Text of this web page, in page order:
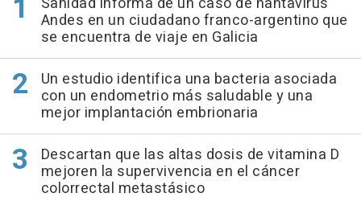
Andes en un ciudadano franco-argentino que
se encuentra de viaje en Galicia
Un estudio identifica una bacteria asociada
con un endometrio más saludable y una
mejor implantación embrionaria
Descartan que las altas dosis de vitamina D
mejoren la supervivencia en el cáncer
colorrectal metastásico